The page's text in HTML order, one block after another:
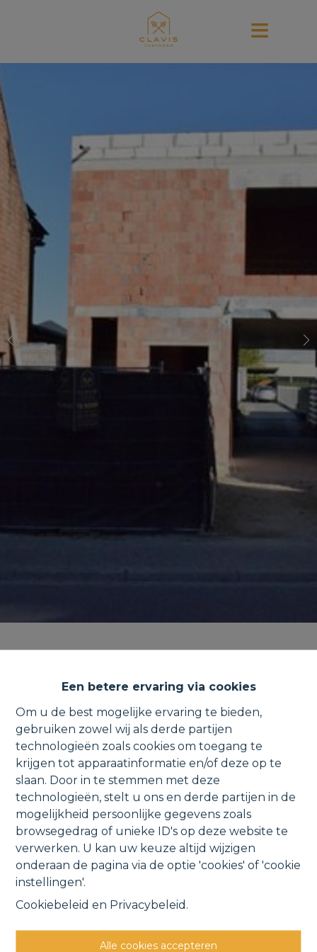
Een betere ervaring via cookies
Om u de best mogelijke ervaring te bieden,
gebruiken zowel wij als derde partijen
technologieën zoals cookies om toegang te
krijgen tot apparaatinformatie en/of deze op te
slaan. Door in te stemmen met deze
technologieën, stelt u ons en derde partijen in de
mogelijkheid persoonlijke gegevens zoals
browsegedrag of unieke ID's op deze website te
verwerken. U kan uw keuze altijd wijzigen
onderaan de pagina via de optie 'cookies' of 'cookie
instellingen'.
Cookiebeleid en Privacybeleid.
Alle cookies accepteren
garages & carport.
Meerstraat 182 1, 1840 Londerzeel
VERKOCHT
Vorige Lijst Volgende